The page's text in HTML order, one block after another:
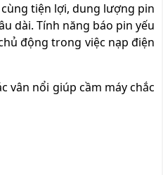
tiện lợi, dung lượng pin
dài. Tính năng báo pin yếu
động trong việc nạp điện
vân nổi giúp cầm máy chắc